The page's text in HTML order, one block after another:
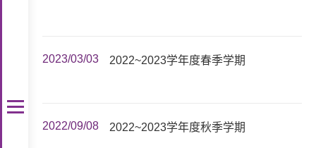
2023/03/03 2022~2023学年度春季学期
2022/09/08 2022~2023学年度秋季学期